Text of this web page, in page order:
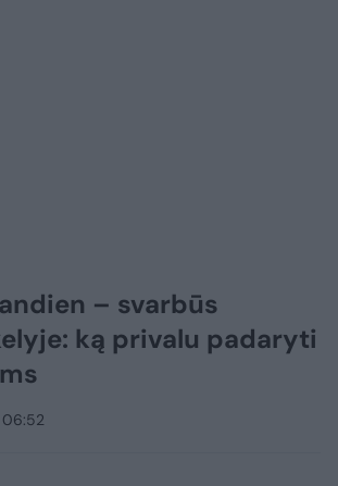
– svarbūs
ką privalu padaryti
06:52